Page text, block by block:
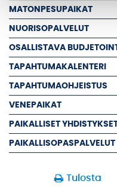
MATONPESUPAIKAT
NUORISOPALVELUT
OSALLISTAVA
TAPAHTUMAKALENTERI
TAPAHTUMAOHJEISTUS
VENEPAIKAT
PAIKALLISET
PAIKALLISOPASPALVELUT
Tulosta